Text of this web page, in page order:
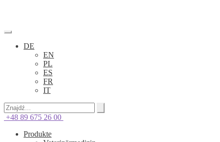
DE
EN
PL
ES
FR
IT
+48 89 675 26 00
Produkte